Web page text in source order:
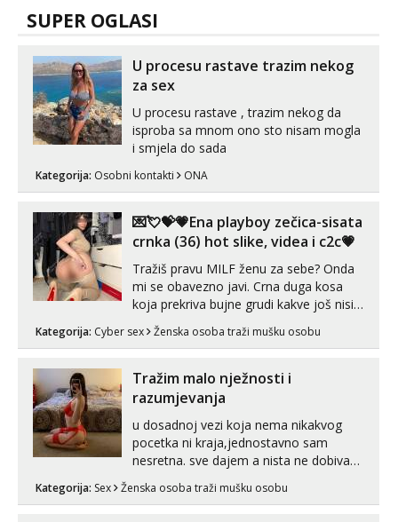
SUPER OGLASI
U procesu rastave trazim nekog
za sex
U procesu rastave , trazim nekog da
isproba sa mnom ono sto nisam mogla
i smjela do sada
Kategorija: Osobni kontakti ONA
💌💘💝💗Ena playboy zečica-sisata
crnka (36) hot slike, videa i c2c💗
Tražiš pravu MILF ženu za sebe? Onda
mi se obavezno javi. Crna duga kosa
koja prekriva bujne grudi kakve još nisi
vidio, čista ŠESTICA! A usne? O usnama
bolje da ni ne pričam. Prave pune usne
vjeruj mi, takve još nisi vidio. Uvijek sam
spremna za ONLOINE zabavu...
Kategorija: Cyber sex Ženska osoba traži mušku osobu
Tražim malo nježnosti i
razumjevanja
u dosadnoj vezi koja nema nikakvog
pocetka ni kraja,jednostavno sam
nesretna. sve dajem a nista ne dobivam
zadovoljiti moje potrebe,ne trazim puno
Kategorija: Sex Ženska osoba traži mušku osobu